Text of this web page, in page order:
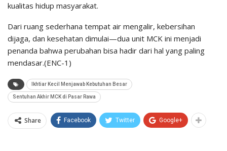
kualitas hidup masyarakat.
Dari ruang sederhana tempat air mengalir, kebersihan
dijaga, dan kesehatan dimulai—dua unit MCK ini menjadi
penanda bahwa perubahan bisa hadir dari hal yang paling
mendasar.(ENC-1)
Ikhtiar Kecil Menjawab Kebutuhan Besar
Sentuhan Akhir MCK di Pasar Rawa
Share Facebook Twitter Google+